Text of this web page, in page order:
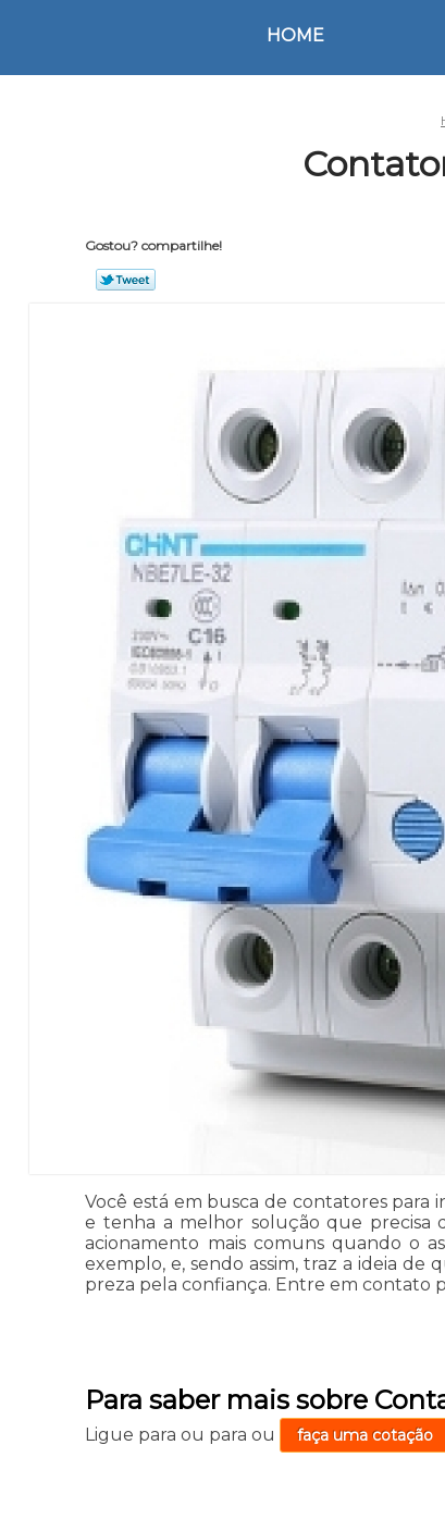
HOME
Gostou? compartilhe!
Você está em busca de contatores para
e tenha a melhor solução que precisa
acionamento mais comuns quando o
exemplo, e, sendo assim, traz a ideia
preza pela confiança. Entre em contato
Para saber mais sobre
Ligue paraou paraou faça uma cotação